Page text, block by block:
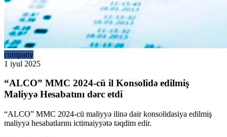
company
1 iyul 2025
“ALCO” MMC 2024-cü il Konsolidə edilmiş
Maliyyə Hesabatını dərc etdi
“ALCO” MMC 2024-cü maliyyə ilinə dair konsolidasiya edilmiş
maliyyə hesabatlarını ictimaiyyətə təqdim edir.